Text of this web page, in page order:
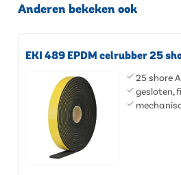
Anderen bekeken ook
EKI 489 EPDM celrubber 25
25 shore A
gesloten,